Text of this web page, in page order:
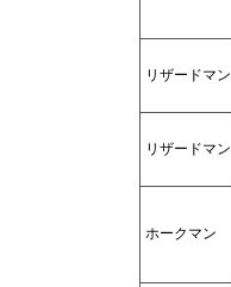
リザードマン
リザードマン
ホークマン